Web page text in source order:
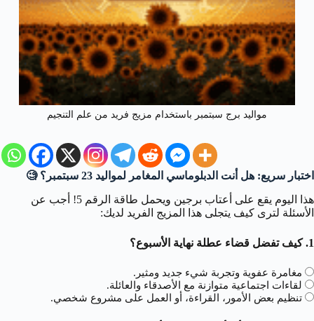
مواليد برج سبتمبر باستخدام مزيج فريد من علم التنجيم
اختبار سريع: هل أنت الدبلوماسي المغامر لمواليد 23 سبتمبر؟ 🧐
هذا اليوم يقع على أعتاب برجين ويحمل طاقة الرقم 5! أجب عن
الأسئلة لترى كيف يتجلى هذا المزيج الفريد لديك:
1. كيف تفضل قضاء عطلة نهاية الأسبوع؟
مغامرة عفوية وتجربة شيء جديد ومثير.
لقاءات اجتماعية متوازنة مع الأصدقاء والعائلة.
تنظيم بعض الأمور، القراءة، أو العمل على مشروع شخصي.